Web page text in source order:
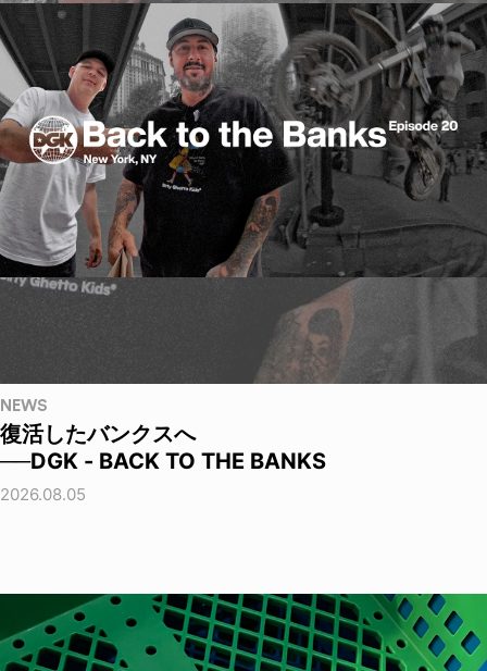
NEWS
復活したバンクスへ
──DGK - BACK TO THE BANKS
2026.08.05